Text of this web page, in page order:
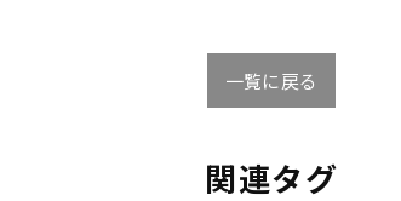
一覧に戻る
関連タグ